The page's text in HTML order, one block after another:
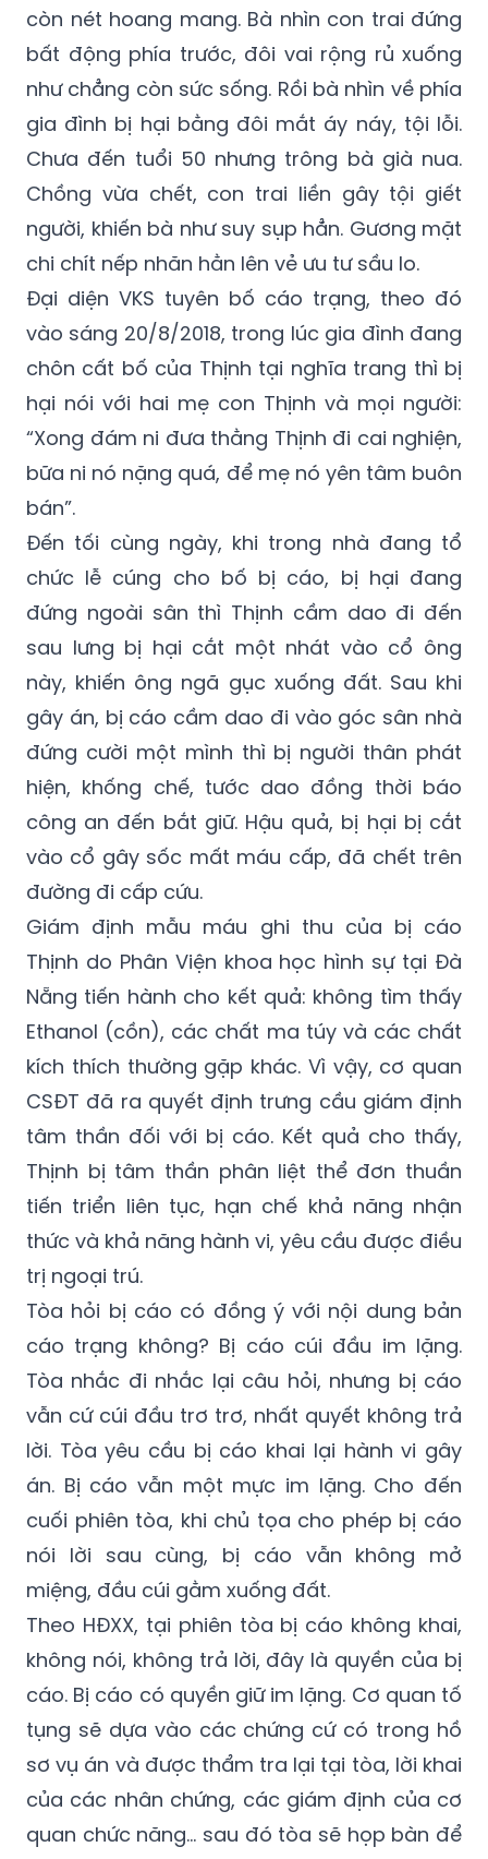
còn nét hoang mang. Bà nhìn con trai đứng
bất động phía trước, đôi vai rộng rủ xuống
như chẳng còn sức sống. Rồi bà nhìn về phía
gia đình bị hại bằng đôi mắt áy náy, tội lỗi.
Chưa đến tuổi 50 nhưng trông bà già nua.
Chồng vừa chết, con trai liền gây tội giết
người, khiến bà như suy sụp hẳn. Gương mặt
chi chít nếp nhăn hằn lên vẻ ưu tư sầu lo.
Đại diện VKS tuyên bố cáo trạng, theo đó
vào sáng 20/8/2018, trong lúc gia đình đang
chôn cất bố của Thịnh tại nghĩa trang thì bị
hại nói với hai mẹ con Thịnh và mọi người:
“Xong đám ni đưa thằng Thịnh đi cai nghiện,
bữa ni nó nặng quá, để mẹ nó yên tâm buôn
bán”.
Đến tối cùng ngày, khi trong nhà đang tổ
chức lễ cúng cho bố bị cáo, bị hại đang
đứng ngoài sân thì Thịnh cầm dao đi đến
sau lưng bị hại cắt một nhát vào cổ ông
này, khiến ông ngã gục xuống đất. Sau khi
gây án, bị cáo cầm dao đi vào góc sân nhà
đứng cười một mình thì bị người thân phát
hiện, khống chế, tước dao đồng thời báo
công an đến bắt giữ. Hậu quả, bị hại bị cắt
vào cổ gây sốc mất máu cấp, đã chết trên
đường đi cấp cứu.
Giám định mẫu máu ghi thu của bị cáo
Thịnh do Phân Viện khoa học hình sự tại Đà
Nẵng tiến hành cho kết quả: không tìm thấy
Ethanol (cồn), các chất ma túy và các chất
kích thích thường gặp khác. Vì vậy, cơ quan
CSĐT đã ra quyết định trưng cầu giám định
tâm thần đối với bị cáo. Kết quả cho thấy,
Thịnh bị tâm thần phân liệt thể đơn thuần
tiến triển liên tục, hạn chế khả năng nhận
thức và khả năng hành vi, yêu cầu được điều
trị ngoại trú.
Tòa hỏi bị cáo có đồng ý với nội dung bản
cáo trạng không? Bị cáo cúi đầu im lặng.
Tòa nhắc đi nhắc lại câu hỏi, nhưng bị cáo
vẫn cứ cúi đầu trơ trơ, nhất quyết không trả
lời. Tòa yêu cầu bị cáo khai lại hành vi gây
án. Bị cáo vẫn một mực im lặng. Cho đến
cuối phiên tòa, khi chủ tọa cho phép bị cáo
nói lời sau cùng, bị cáo vẫn không mở
miệng, đầu cúi gằm xuống đất.
Theo HĐXX, tại phiên tòa bị cáo không khai,
không nói, không trả lời, đây là quyền của bị
cáo. Bị cáo có quyền giữ im lặng. Cơ quan tố
tụng sẽ dựa vào các chứng cứ có trong hồ
sơ vụ án và được thẩm tra lại tại tòa, lời khai
của các nhân chứng, các giám định của cơ
quan chức năng… sau đó tòa sẽ họp bàn để